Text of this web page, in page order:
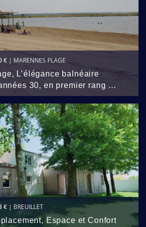
€ | MARENNES PLAGE
L’élégance balnéaire
30, en premier rang …
€ | BREUILLET
Espace et Confort